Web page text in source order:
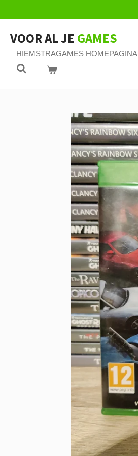
direct
naar
de
hoofdinhoud
VOOR AL JE GAMES
HIEMSTRAGAMES HOMEPAGINA